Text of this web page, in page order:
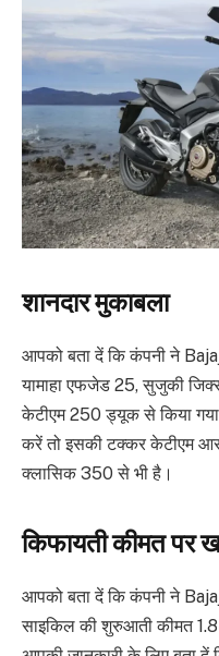
शानदार मुकाबला
आपको बता दें कि कंपनी ने
यामाहा एफजेड 25, सुजुकी
केटीएम 250 ड्यूक से किया
करें तो इसकी टक्कर केटीएम
क्लासिक 350 से भी है।
किफायती कीमत पर
आपको बता दें कि कंपनी ने
साइकिल की शुरुआती कीमत